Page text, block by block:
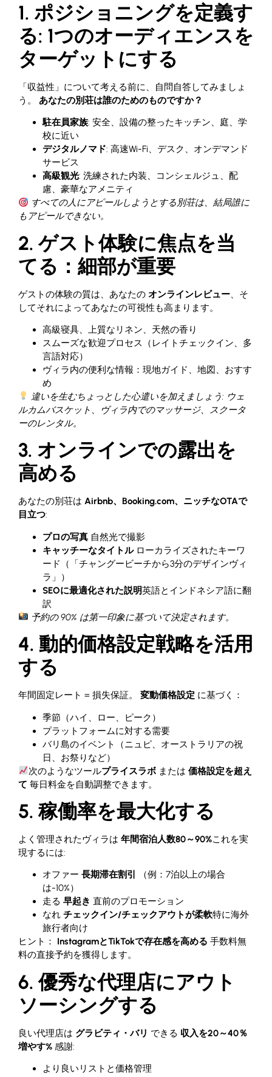
1. ポジショニングを定義す
る: 1つのオーディエンスを
ターゲットにする
「収益性」について考える前に、自問自答してみましょ
う。 あなたの別荘は誰のためのものですか？
駐在員家族: 安全、設備の整ったキッチン、庭、学
校に近い
デジタルノマド: 高速Wi-Fi、デスク、オンデマンド
サービス
高級観光: 洗練された内装、コンシェルジュ、配
慮、豪華なアメニティ
すべての人にアピールしようとする別荘は、結局誰に
もアピールできない。
2. ゲスト体験に焦点を当
てる：細部が重要
ゲストの体験の質は、あなたの オンラインレビュー 、そ
してそれによってあなたの可視性も高まります。
高級寝具、上質なリネン、天然の香り
スムーズな歓迎プロセス（レイトチェックイン、多
言語対応）
ヴィラ内の便利な情報：現地ガイド、地図、おすす
め
違いを生むちょっとした心遣いを加えましょう: ウェ
ルカムバスケット、ヴィラ内でのマッサージ、スクータ
ーのレンタル。
3. オンラインでの露出を
高める
あなたの別荘は Airbnb、Booking.com、ニッチなOTAで
目立つ:
プロの写真 自然光で撮影
キャッチーなタイトルローカライズされたキーワ
ード（「チャングービーチから3分のデザインヴィ
ラ」）
SEOに最適化された説明英語とインドネシア語に翻
訳
予約の 90% は第一印象に基づいて決定されます。
4. 動的価格設定戦略を活用
する
年間固定レート = 損失保証。 変動価格設定 に基づく：
季節（ハイ、ロー、ピーク）
プラットフォームに対する需要
バリ島のイベント（ニュピ、オーストラリアの祝
日、お祭りなど）
次のようなツールプライスラボ または価格設定を超え
て 毎日料金を自動調整できます。
5. 稼働率を最大化する
よく管理されたヴィラは 年間宿泊人数80～90%これを実
現するには:
オファー 長期滞在割引
（例：7泊以上の場合
は-10%）
走る 早起き 直前のプロモーション
なれ チェックイン/チェックアウトが柔軟特に海外
旅行者向け
ヒント： InstagramとTikTokで存在感を高める 手数料無
料の直接予約を獲得します。
6. 優秀な代理店にアウト
ソーシングする
良い代理店は グラビティ・バリ できる 収入を20～40％
増やす% 感謝:
より良いリストと価格管理